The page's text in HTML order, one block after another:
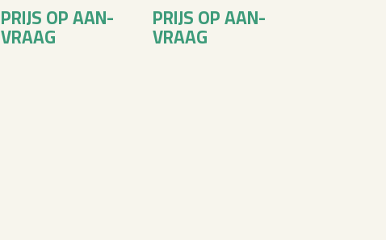
PRIJS OP AAN­
VRAAG
PRIJS OP AAN­
VRAAG